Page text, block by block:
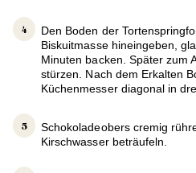
Den Boden der
Biskuitmasse hineingeben,
Minuten backen. Später zum
stürzen. Nach dem Erkalten
Küchenmesser diagonal in
Schokoladeobers cremig
Kirschwasser beträufeln.